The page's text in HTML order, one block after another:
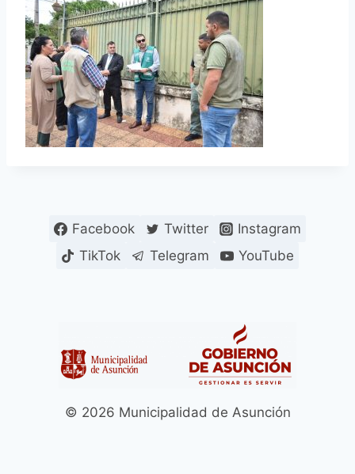
Facebook Twitter
Instagram
TikTok
Telegram YouTube
© 2026 Municipalidad de Asunción